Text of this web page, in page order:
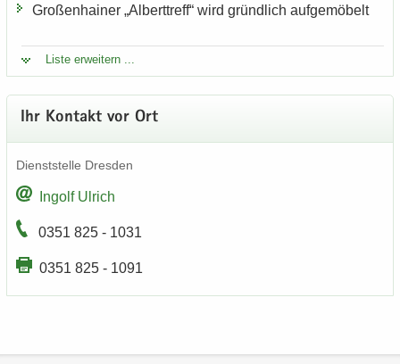
Gro­ßen­hai­ner „Al­bert­treff“ wird gründ­lich auf­ge­mö­belt
Liste er­wei­tern ...
Ihr Kon­takt vor Ort
Dienst­stel­le Dres­den
In­golf Ul­rich
0351 825 - 1031
0351 825 - 1091